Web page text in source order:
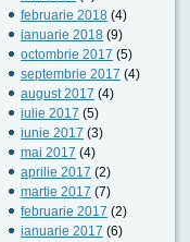
februarie 2018 (4)
ianuarie 2018 (9)
octombrie 2017 (5)
septembrie 2017 (4)
august 2017 (4)
iulie 2017 (5)
iunie 2017 (3)
mai 2017 (4)
aprilie 2017 (2)
martie 2017 (7)
februarie 2017 (2)
ianuarie 2017 (6)